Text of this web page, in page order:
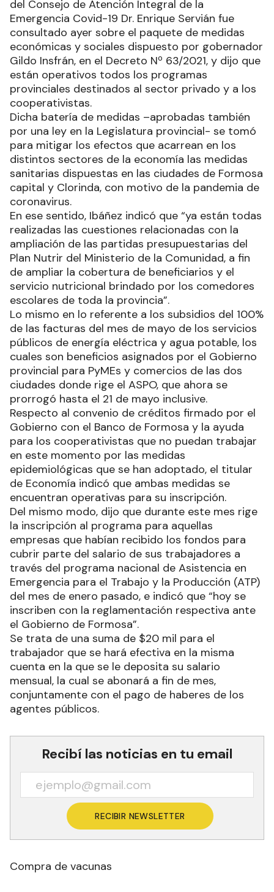
del Consejo de Atención Integral de la
Emergencia Covid-19 Dr. Enrique Servián fue
consultado ayer sobre el paquete de medidas
económicas y sociales dispuesto por gobernador
Gildo Insfrán, en el Decreto Nº 63/2021, y dijo que
están operativos todos los programas
provinciales destinados al sector privado y a los
cooperativistas.
Dicha batería de medidas –aprobadas también
por una ley en la Legislatura provincial- se tomó
para mitigar los efectos que acarrean en los
distintos sectores de la economía las medidas
sanitarias dispuestas en las ciudades de Formosa
capital y Clorinda, con motivo de la pandemia de
coronavirus.
En ese sentido, Ibáñez indicó que “ya están todas
realizadas las cuestiones relacionadas con la
ampliación de las partidas presupuestarias del
Plan Nutrir del Ministerio de la Comunidad, a fin
de ampliar la cobertura de beneficiarios y el
servicio nutricional brindado por los comedores
escolares de toda la provincia”.
Lo mismo en lo referente a los subsidios del 100%
de las facturas del mes de mayo de los servicios
públicos de energía eléctrica y agua potable, los
cuales son beneficios asignados por el Gobierno
provincial para PyMEs y comercios de las dos
ciudades donde rige el ASPO, que ahora se
prorrogó hasta el 21 de mayo inclusive.
Respecto al convenio de créditos firmado por el
Gobierno con el Banco de Formosa y la ayuda
para los cooperativistas que no puedan trabajar
en este momento por las medidas
epidemiológicas que se han adoptado, el titular
de Economía indicó que ambas medidas se
encuentran operativas para su inscripción.
Del mismo modo, dijo que durante este mes rige
la inscripción al programa para aquellas
empresas que habían recibido los fondos para
cubrir parte del salario de sus trabajadores a
través del programa nacional de Asistencia en
Emergencia para el Trabajo y la Producción (ATP)
del mes de enero pasado, e indicó que “hoy se
inscriben con la reglamentación respectiva ante
el Gobierno de Formosa”.
Se trata de una suma de $20 mil para el
trabajador que se hará efectiva en la misma
cuenta en la que se le deposita su salario
mensual, la cual se abonará a fin de mes,
conjuntamente con el pago de haberes de los
agentes públicos.
Recibí las noticias en tu email
RECIBIR NEWSLETTER
Compra de vacunas